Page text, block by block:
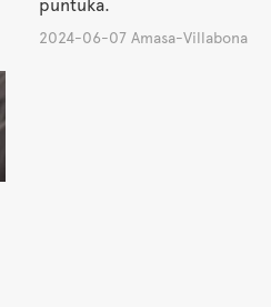
puntuka.
2024-06-07 Amasa-Villabona